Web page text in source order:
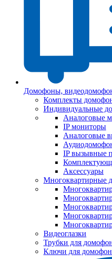
Домофоны,
Комплекты
Индивидуальные
Аналоговые
IP мониторы
Аналоговые
IP вызывные
Аксессуары
Многоквартирные
Видеоглазки
Трубки для
Ключи для